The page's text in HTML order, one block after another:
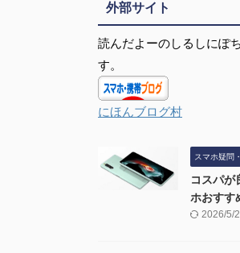
外部サイト
読んだよーのしるしにぽ
す。
にほんブログ村
スマホ疑問
コスパが
ホおすす
2026/5/